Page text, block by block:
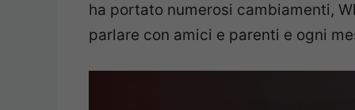
ha portato numerosi cambiamenti,
parlare con amici e parenti e ogni